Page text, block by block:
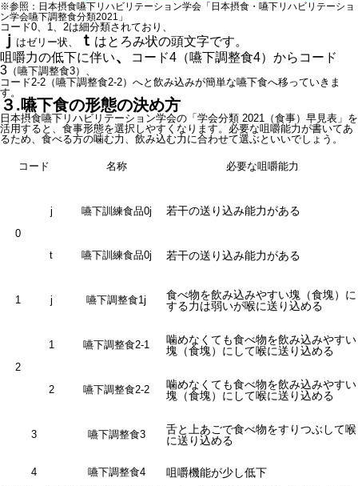
※参照：日本摂食嚥下リハビリテーション学会 「日本摂食・嚥下リハビリテーショ
ン学会嚥下調整食分類2021」
コード0、1、2は細分類されており、
ｊ はゼリー状、 ｔ はとろみ状の頭文字です。
咀嚼力の低下に伴い、 コード4（嚥下調整食4）からコ ード
3 （嚥下調整食3）、
コード2-2（嚥下調整食2-2）へと飲み込みが簡単な嚥下食へ移っていきま
す。
３.嚥下食の形態の決め方
日本摂食嚥下リハビリテーション学会の「学会分類 2021（食事）早見表」を
活用すると、食事形態を選択しやすくなります。必要な咀嚼能力が書いてあ
るため、食べる方の噛む力、飲み込む力に合わせて選ぶといいでしょう。
コード 名称 必要な咀嚼能力
0
j 嚥下訓練食品0j 若干の送り込み能力がある
t 嚥下訓練食品0j 若干の送り込み能力がある
1 j 嚥下調整食1j
食べ物を飲み込みやすい塊（食塊）に
する力は弱いが喉に送り込める
2
1 嚥下調整食2-1
噛めなくても食べ物を飲み込みやすい
塊（食塊）にして喉に送り込める
2 嚥下調整食2-2
噛めなくても食べ物を飲み込みやすい
塊（食塊）にして喉に送り込める
3 嚥下調整食3
舌と上あごで食べ物をすりつぶして喉
に送り込める
4 嚥下調整食4 咀嚼機能が少し低下